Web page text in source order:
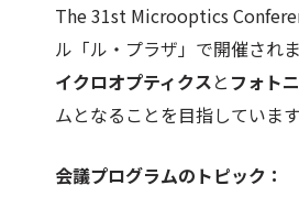
The 31st Microoptics
ル「ル・プラザ」で開催され
イクロオプティクスと フォト
ムとなることを目指しています
会議プログラムのトピック：